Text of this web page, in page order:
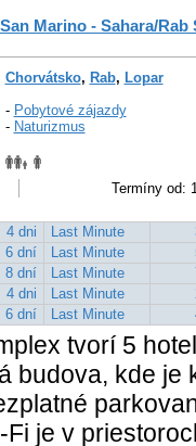
Marino - Sahara/Rab
Chorvátsko, Rab, Lopar
- Pobytové zájazdy
- Naturizmus
Termíny od:
4 dni Last Minute
6 dní Last Minute
8 dní Last Minute
4 dni Last Minute
6 dní Last Minute
tvorí 5
budova, kde je
Fi je v